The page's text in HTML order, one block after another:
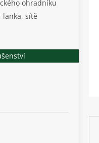
ohradníku
lanka, sítě